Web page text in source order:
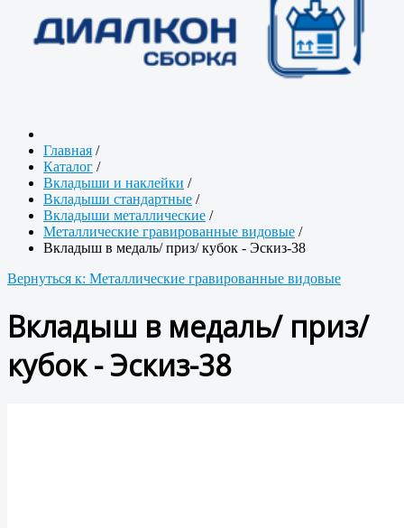
Главная /
Каталог /
Вкладыши и наклейки /
Вкладыши стандартные /
Вкладыши металлические /
Металлические гравированные видовые /
Вкладыш в медаль/ приз/ кубок - Эскиз-38
Вернуться к: Металлические гравированные видовые
Вкладыш в медаль/ приз/
кубок - Эскиз-38